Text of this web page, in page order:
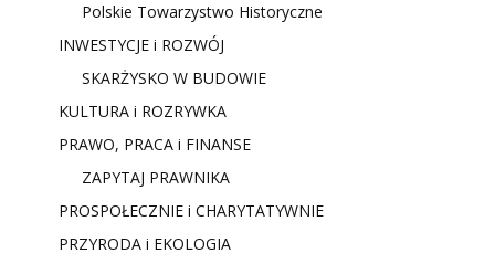
Polskie Towarzystwo Historyczne
INWESTYCJE i ROZWÓJ
SKARŻYSKO W BUDOWIE
KULTURA i ROZRYWKA
PRAWO, PRACA i FINANSE
ZAPYTAJ PRAWNIKA
PROSPOŁECZNIE i CHARYTATYWNIE
PRZYRODA i EKOLOGIA